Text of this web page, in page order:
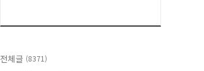
전체글 (8371)